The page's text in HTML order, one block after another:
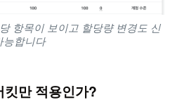
항목이 보이고 할당량 변경도 신
능합니다
만 적용인가?